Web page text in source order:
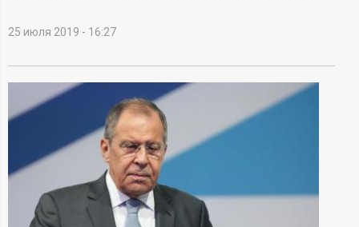
-
и
о
25 июля 2019 - 16:27